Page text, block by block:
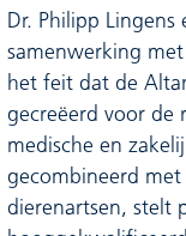
Dr. Philipp
samenwerking
het feit dat de
gecreëerd voor de
medische en
gecombineerd
dierenartsen, stelt